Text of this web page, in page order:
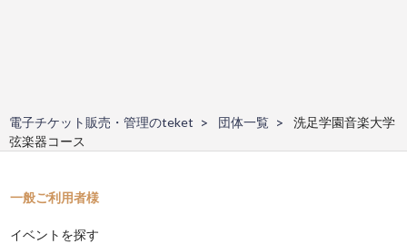
電子チケット販売・管理のteket 団体一覧
洗足学園音楽大学
弦楽器コース
一般ご利用者様
イベントを探す